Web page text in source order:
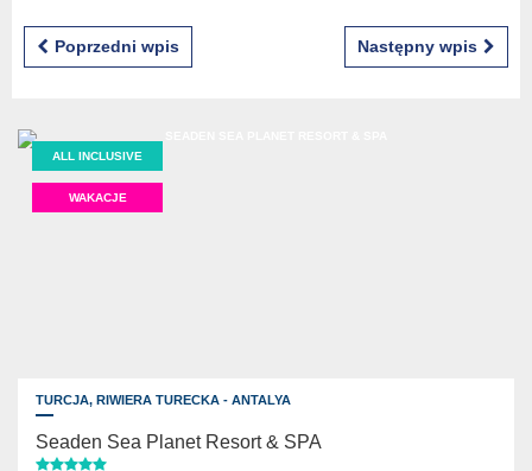
Poprzedni wpis Następny wpis
ALL INCLUSIVE
WAKACJE
TURCJA, RIWIERA TURECKA - ANTALYA
Seaden Sea Planet Resort & SPA